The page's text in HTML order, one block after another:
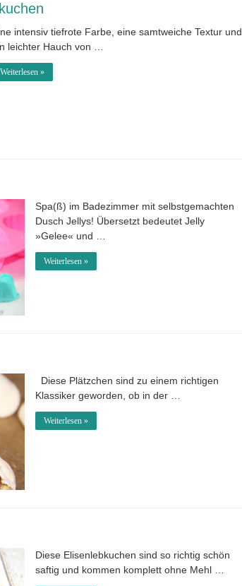
intensiv tiefrote Farbe, eine samtweiche Textur und
leichter Hauch von …
Weiterlesen »
Spa(ß) im Badezimmer mit selbstgemachten
Dusch Jellys! Übersetzt bedeutet Jelly
»Gelee« und …
Weiterlesen »
Diese Plätzchen sind zu einem richtigen
Klassiker geworden, ob in der …
Weiterlesen »
Diese Elisenlebkuchen sind so richtig schön
saftig und kommen komplett ohne Mehl …